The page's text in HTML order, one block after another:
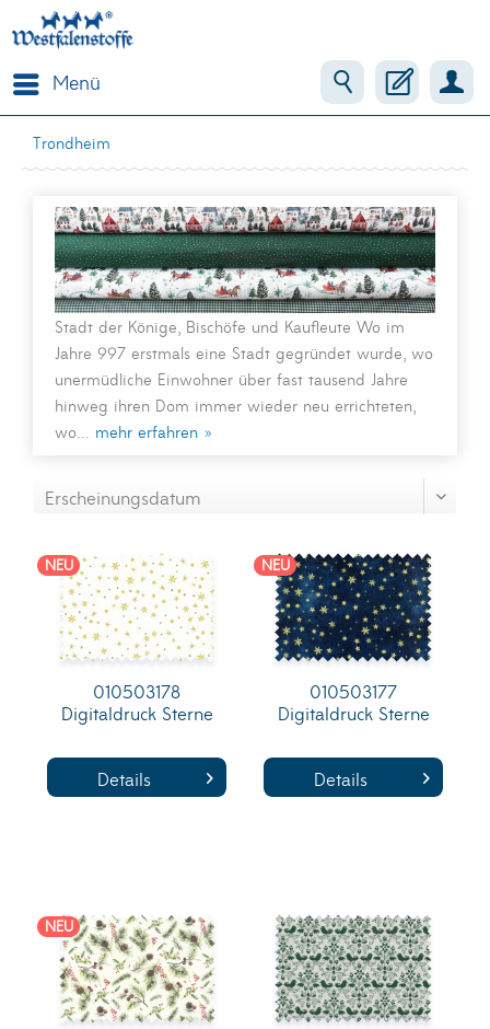
Menü
Trondheim
Stadt der Könige, Bischöfe und Kaufleute Wo im
Jahre 997 erstmals eine Stadt gegründet wurde, wo
unermüdliche Einwohner über fast tausend Jahre
hinweg ihren Dom immer wieder neu errichteten,
wo... mehr erfahren »
NEU
010503178
Digitaldruck Sterne
Details
NEU
010503177
Digitaldruck Sterne
Details
NEU